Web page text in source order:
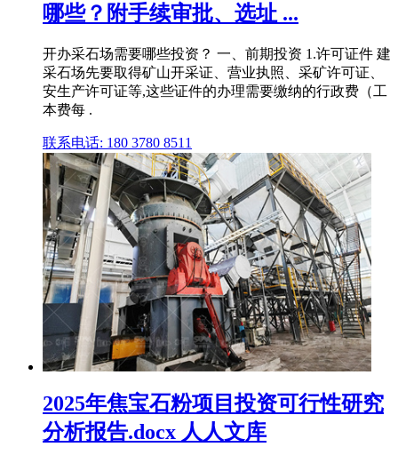
哪些？附手续审批、选址 ...
开办采石场需要哪些投资？ 一、前期投资 1.许可证件 建
采石场先要取得矿山开采证、营业执照、采矿许可证、
安生产许可证等,这些证件的办理需要缴纳的行政费（工
本费每 .
联系电话: 180 3780 8511
2025年焦宝石粉项目投资可行性研究
分析报告.docx 人人文库